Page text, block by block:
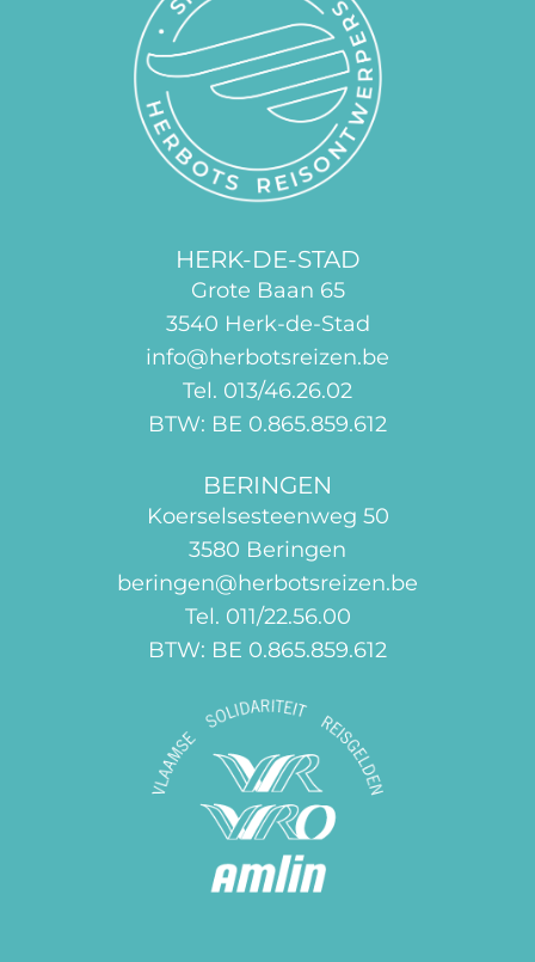
HERK-DE-STAD
Grote Baan 65
3540 Herk-de-Stad
info@herbotsreizen.be
Tel. 013/46.26.02
BTW: BE 0.865.859.612
BERINGEN
Koerselsesteenweg 50
3580 Beringen
beringen@herbotsreizen.be
Tel. 011/22.56.00
BTW: BE 0.865.859.612